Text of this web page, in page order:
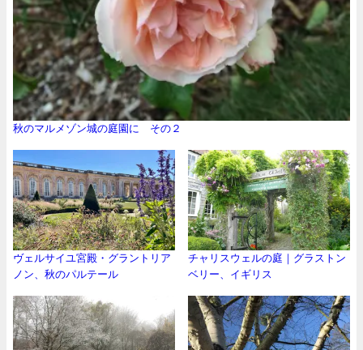
秋のマルメゾン城の庭園に その２
ヴェルサイユ宮殿・グラントリア
ノン、秋のパルテール
チャリスウェルの庭｜グラストン
ベリー、イギリス